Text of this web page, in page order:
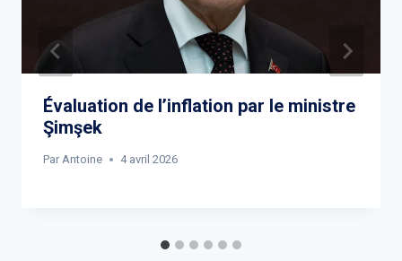
Évaluation de l’inflation par le ministre
Şimşek
Par Antoine 4 avril 2026